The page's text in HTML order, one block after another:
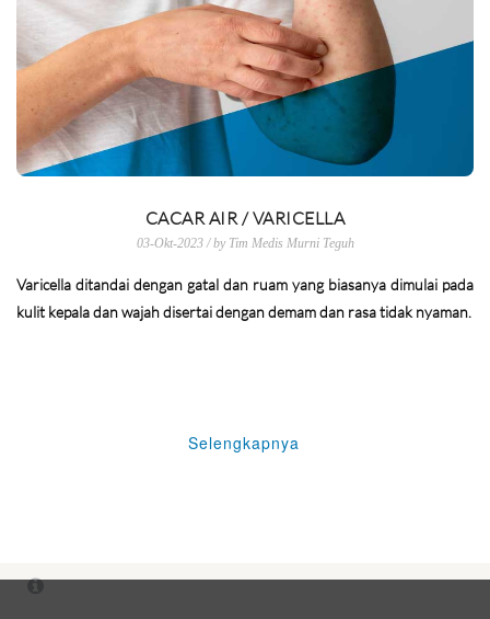
CACAR AIR / VARICELLA
03-Okt-2023 / by Tim Medis Murni Teguh
Varicella ditandai dengan gatal dan ruam yang biasanya dimulai pada
kulit kepala dan wajah disertai dengan demam dan rasa tidak nyaman.
Selengkapnya